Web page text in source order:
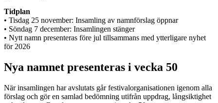
Tidplan
• Tisdag 25 november: Insamling av namnförslag öppnar
• Söndag 7 december: Insamlingen stänger
• Nytt namn presenteras före jul tillsammans med ytterligare nyhet
för 2026
Nya namnet presenteras i vecka 50
När insamlingen har avslutats går festivalorganisationen igenom alla
förslag och gör en samlad bedömning utifrån uppdrag, långsiktighet